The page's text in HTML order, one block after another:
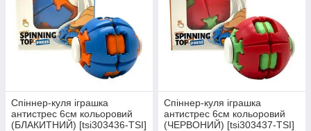
Спіннер-куля іграшка
антистрес 6см кольоровий
(БЛАКИТНИЙ) [tsi303436-TSI]
Спіннер-куля іграшка
антистрес 6см кольоровий
(ЧЕРВОНИЙ) [tsi303437-TSI]